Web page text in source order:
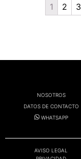
1 2 3
NOSOTROS
DATOS DE CONTACTO
WHATSAPP
AVISO LEGAL